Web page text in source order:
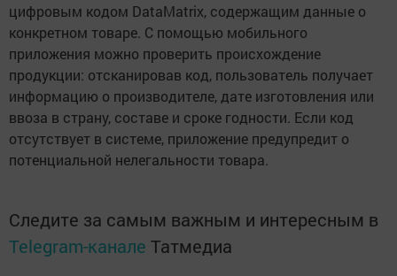
цифровым кодом DataMatrix, содержащим данные о
конкретном товаре. С помощью мобильного
приложения можно проверить происхождение
продукции: отсканировав код, пользователь получает
информацию о производителе, дате изготовления или
ввоза в страну, составе и сроке годности. Если код
отсутствует в системе, приложение предупредит о
потенциальной нелегальности товара.
Следите за самым важным и интересным в
Telegram-канале Татмедиа